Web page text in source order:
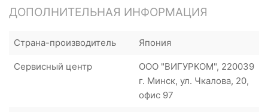
ДОПОЛНИТЕЛЬНАЯ ИНФОРМАЦИЯ
Страна-производитель Япония
Сервисный центр
ООО "ВИГУРКОМ", 220039
г. Минск, ул. Чкалова, 20,
офис 97